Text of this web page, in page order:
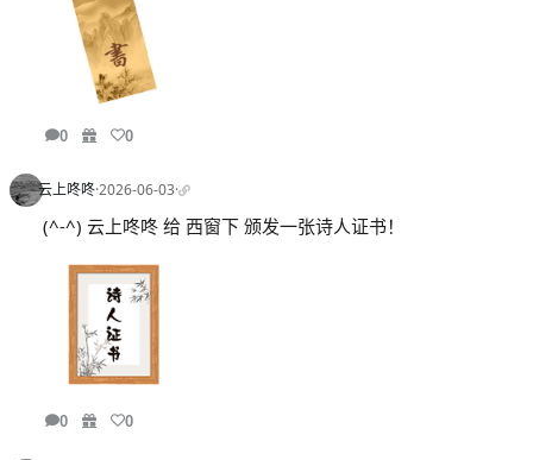
0 0
云上咚咚·2026-06-03·
(^-^) 云上咚咚 给 西窗下 颁发一张诗人证书！
0 0